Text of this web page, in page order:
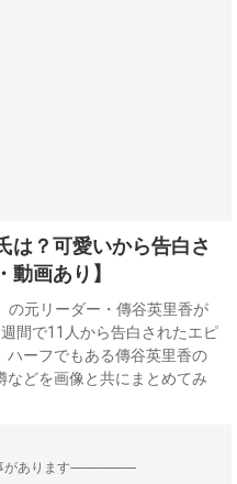
は？可愛いから告白さ
画あり】
の元リーダー・傳谷英里香が
間で11人から告白されたエピ
ハーフでもある傳谷英里香の
などを画像と共にまとめてみ
あります--------------------